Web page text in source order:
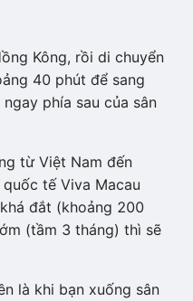
Kông, rồi di chuyển
40 phút để sang
phía sau của sân
từ Việt Nam đến
tế Viva Macau
đắt (khoảng 200
(tầm 3 tháng) thì sẽ
là khi bạn xuống sân